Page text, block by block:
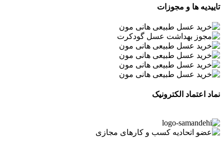
تاییدیه ها و مجوزات
نماد اعتماد الکترونیک